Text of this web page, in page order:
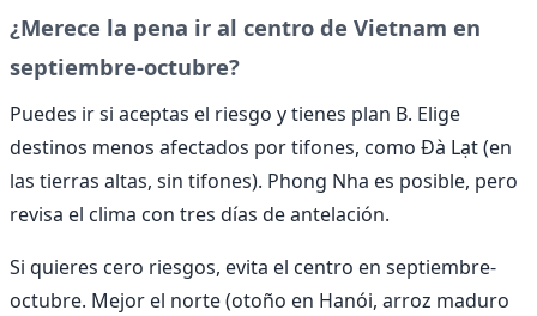
¿Merece la pena ir al centro de Vietnam en
septiembre-octubre?
Puedes ir si aceptas el riesgo y tienes plan B. Elige
destinos menos afectados por tifones, como Đà Lạt (en
las tierras altas, sin tifones). Phong Nha es posible, pero
revisa el clima con tres días de antelación.
Si quieres cero riesgos, evita el centro en septiembre-
octubre. Mejor el norte (otoño en Hanói, arroz maduro